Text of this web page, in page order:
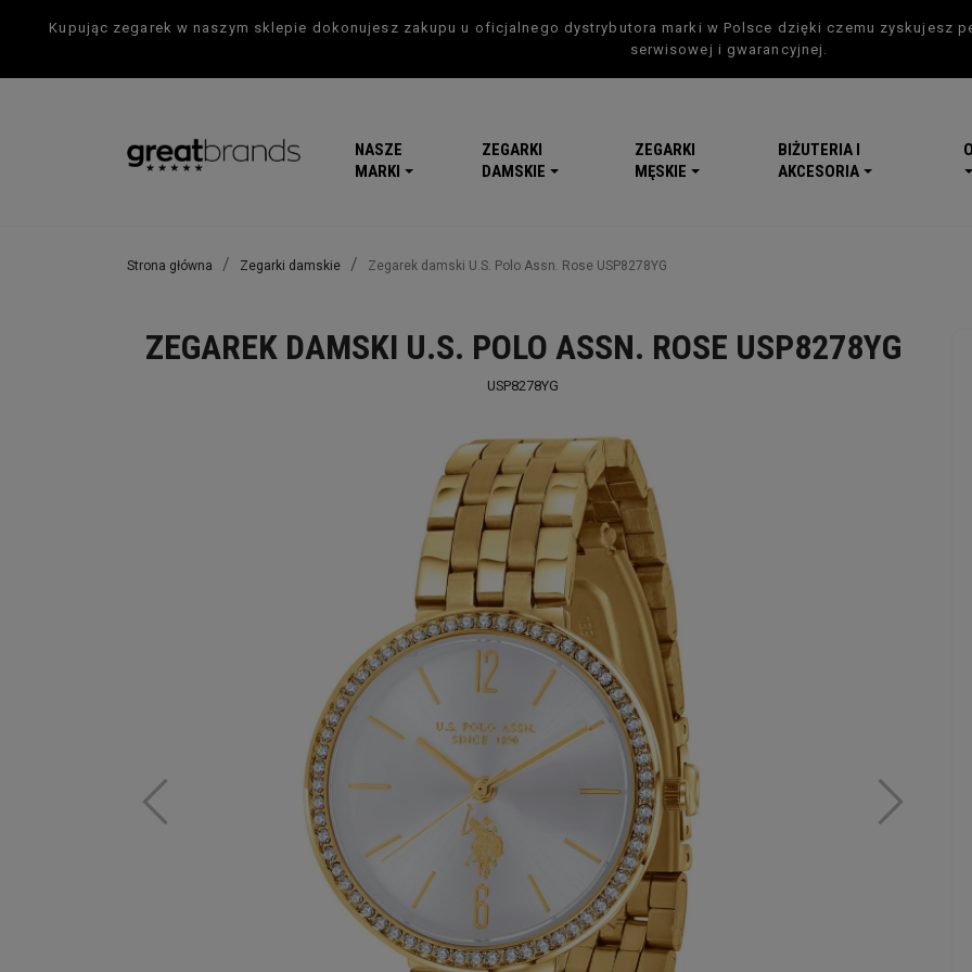
Kupując zegarek w naszym sklepie dokonujesz zakupu u oficjalnego dystrybutora marki w Polsce dzięki czemu zyskujesz
serwisowej i gwarancyjnej.
NASZE
MARKI
ZEGARKI
DAMSKIE
ZEGARKI
MĘSKIE
BIŻUTERIA I
AKCESORIA
Strona główna Zegarki damskie Zegarek damski U.S. Polo Assn. Rose USP8278YG
ZEGAREK DAMSKI U.S. POLO ASSN. ROSE USP8278YG
USP8278YG